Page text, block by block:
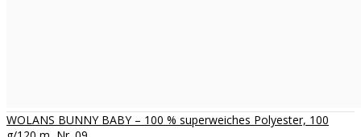
WOLANS BUNNY BABY – 100 % superweiches Polyester, 100